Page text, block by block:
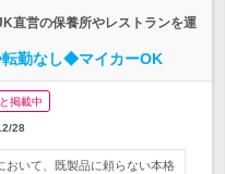
直営の保養所やレストランを運
勤なし◆マイカーOK
掲載中
28
おいて、既製品に頼らない本格